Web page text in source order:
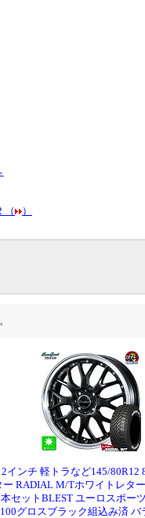
（ ）
インチ 軽トラなど145/80R12
ー RADIAL M/Tホワイトレタ
セットBLEST ユーロスポー
グロスブラック組込み済